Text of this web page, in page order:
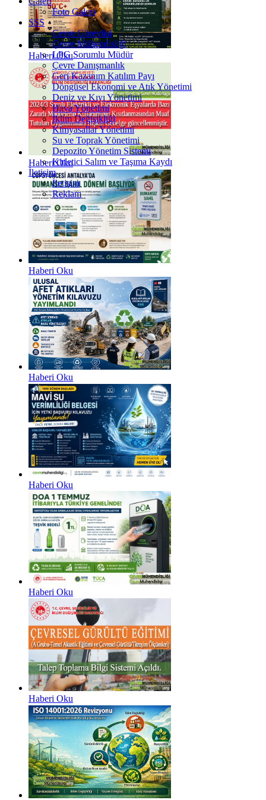
Haberi Oku
Haberi Oku
Haberi Oku
Haberi Oku
Haberi Oku
Haberi Oku
Haberi Oku
Foto Galeri
SSS
Çevre Görevlisi
Çevre Mühendisliği
LPG Sorumlu Müdür
Çevre Danışmanlık
Geri Kazanım Katılım Payı
Döngüsel Ekonomi ve Atık Yönetimi
Deniz ve Kıyı Yönetimi
Hava Yönetimi
İklim Değişikliği
Kimyasallar Yönetimi
Su ve Toprak Yönetimi
Depozito Yönetim Sistemi
Kirletici Salım ve Taşıma Kaydı
İletişim
İletişim
Reklam